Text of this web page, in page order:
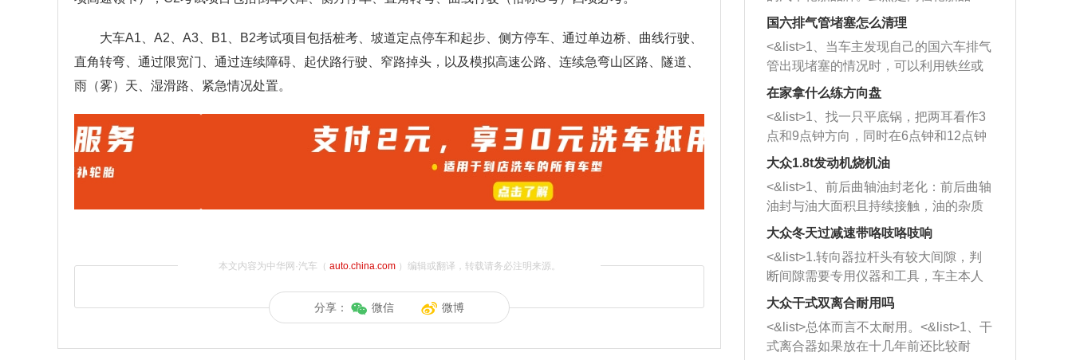
大车A1、A2、A3、B1、B2考试项目包括桩考、坡道定点停车和起步、侧方停车、通过单边桥、曲线行驶、
直角转弯、通过限宽门、通过连续障碍、起伏路行驶、窄路掉头，以及模拟高速公路、连续急弯山区路、隧道、
雨（雾）天、湿滑路、紧急情况处置。
本文内容为中华网·汽车（ auto.china.com）编辑或翻译，转载请务必注明来源。
分享： 微信 微博
牌，但是中高低端的轮胎都有生产，这
也是为了更好的开拓市场。
国六排气管堵塞怎么清理
<&list>1、当车主发现自己的国六车排气
管出现堵塞的情况时，可以利用铁丝或
者是细棍，直接将杂物给取出来，如果
堵塞情况比较严重，也可以采取应急措
施。 <&list>2、直接利用木棍将所有的
杂物推到排气管里面的位置处，然后将
三元催化器拆解开，就可以将堵塞的东
西取出来。但如果是因为积碳过多引起
的堵塞，就需要将三元催化器泡在草酸
洗剂对堵塞的情况得到解决，将清洗剂
放在燃油箱中，与燃油混合后，车辆启
动时，就可以和汽油一起进入到燃烧
室，最后形成废气排出，就可以让三元
催化器得到清洗，排气管堵塞的情况就
能够得到解决。
在家拿什么练方向盘
<&list>1、找一只平底锅，把两耳看作3
点和9点钟方向，同时在6点钟和12点钟
方向做一个标记。 <&list>2、双手握住
一圈半的练习，往右同样也要打相同的
圈数。 <&list>3、最后强调要反复练
习，这样就可以形成肌肉记忆，在真实
驾驶车辆时，不需要记忆也能打好方
向。
大众1.8t发动机烧机油
<&list>1、前后曲轴油封老化：前后曲轴
油封与油大面积且持续接触，油的杂质
和发动机内持续温度变化使其密封效果
逐渐减弱，导致渗油或漏油。<&list>2、
活塞间隙过大：积碳会使活塞环与缸体
的间隙扩大，导致机油流入燃烧室中，
造成烧机油。<&list>3、机油粘度。使用
机油粘度过小的话，同样会有烧机油现
象，机油粘度过小具有很好的流动性，
大众冬天过减速带咯吱咯吱响
<&list>1.转向器拉杆头有较大间隙，判
断间隙需要专用仪器和工具，车主本人
无法制作，需要将车辆送到修理厂或4s
店；<&list>2.车辆半轴套管防尘罩破
裂，破裂后会出现漏油现象，使半轴磨
损严重，磨损的半轴容易损坏，产生异
大众干式双离合耐用吗
<&list>总体而言不太耐用。<&list>1、干
式离合器如果放在十几年前还比较耐